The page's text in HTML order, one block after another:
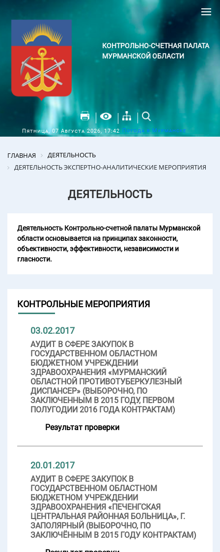
КОНТРОЛЬНО-СЧЕТНАЯ ПАЛАТА
МУРМАНСКОЙ ОБЛАСТИ
Пятница, 07 Августа 2026, 17:42 Погода в Мурманске
ГЛАВНАЯ
ДЕЯТЕЛЬНОСТЬ
ДЕЯТЕЛЬНОСТЬ ЭКСПЕРТНО-АНАЛИТИЧЕСКИЕ МЕРОПРИЯТИЯ
ДЕЯТЕЛЬНОСТЬ
Деятельность Контрольно-счетной палаты Мурманской
области основывается на принципах законности,
объективности, эффективности, независимости и
гласности.
КОНТРОЛЬНЫЕ МЕРОПРИЯТИЯ
03.02.2017
АУДИТ В СФЕРЕ ЗАКУПОК В
ГОСУДАРСТВЕННОМ ОБЛАСТНОМ
БЮДЖЕТНОМ УЧРЕЖДЕНИИ
ЗДРАВООХРАНЕНИЯ «МУРМАНСКИЙ
ОБЛАСТНОЙ ПРОТИВОТУБЕРКУЛЕЗНЫЙ
ДИСПАНСЕР» (ВЫБОРОЧНО, ПО
ЗАКЛЮЧЕННЫМ В 2015 ГОДУ, ПЕРВОМ
ПОЛУГОДИИ 2016 ГОДА КОНТРАКТАМ)
Результат проверки
20.01.2017
АУДИТ В СФЕРЕ ЗАКУПОК В
ГОСУДАРСТВЕННОМ ОБЛАСТНОМ
БЮДЖЕТНОМ УЧРЕЖДЕНИИ
ЗДРАВООХРАНЕНИЯ «ПЕЧЕНГСКАЯ
ЦЕНТРАЛЬНАЯ РАЙОННАЯ БОЛЬНИЦА», Г.
ЗАПОЛЯРНЫЙ (ВЫБОРОЧНО, ПО
ЗАКЛЮЧЁННЫМ В 2015 ГОДУ КОНТРАКТАМ)